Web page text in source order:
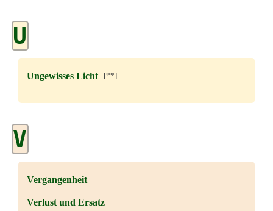
U
Ungewisses Licht[**]
V
Vergangenheit
Verlust und Ersatz